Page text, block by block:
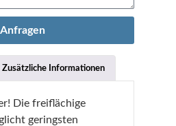
Zusätzliche Informationen
Die freiflächige
geringsten
Anfragen